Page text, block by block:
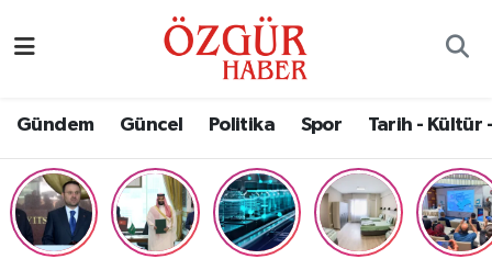
Gündem Güncel Politika Spor Tarih - Kültür
Eğitim
Ekonomi
Nöbetçi Eczaneler
Namaz Vakitleri
Trafik Durumu